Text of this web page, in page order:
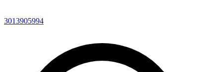
3013905994